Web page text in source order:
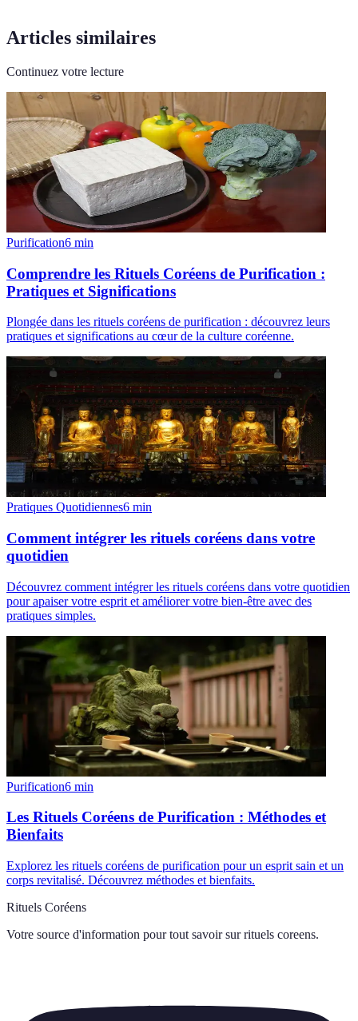
Articles similaires
Continuez votre lecture
Purification6 min
Comprendre les Rituels Coréens de Purification :
Pratiques et Significations
Plongée dans les rituels coréens de purification : découvrez leurs
pratiques et significations au cœur de la culture coréenne.
Pratiques Quotidiennes6 min
Comment intégrer les rituels coréens dans votre
quotidien
Découvrez comment intégrer les rituels coréens dans votre quotidien
pour apaiser votre esprit et améliorer votre bien-être avec des
pratiques simples.
Purification6 min
Les Rituels Coréens de Purification : Méthodes et
Bienfaits
Explorez les rituels coréens de purification pour un esprit sain et un
corps revitalisé. Découvrez méthodes et bienfaits.
Rituels Coréens
Votre source d'information pour tout savoir sur rituels coreens.